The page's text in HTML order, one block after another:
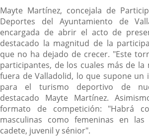
Mayte Martínez, concejala de
Deportes del Ayuntamiento de
encargada de abrir el acto de
destacado la magnitud de la
que no ha dejado de crecer. "Este
participantes, de los cuales más de
fuera de Valladolid, lo que supone un
para el turismo deportivo de
destacado Mayte Martínez.
formato de competición: "Habrá
masculinas como femeninas en las
cadete, juvenil y sénior".